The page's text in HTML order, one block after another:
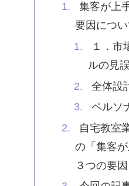
集客が上
要因につい
１．市
ルの見
全体設
ペルソ
自宅教室
の「集客が
３つの要